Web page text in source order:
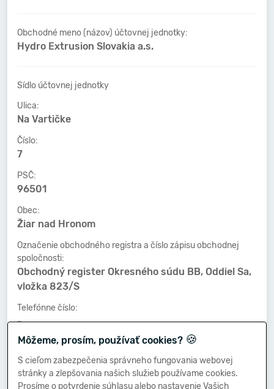
Obchodné meno (názov) účtovnej jednotky:
Hydro Extrusion Slovakia a.s.
Sídlo účtovnej jednotky
Ulica:
Na Vartičke
Číslo:
7
PSČ:
96501
Obec:
Žiar nad Hronom
Označenie obchodného registra a číslo zápisu obchodnej
spoločnosti:
Obchodný register Okresného súdu BB, Oddiel Sa,
vložka 823/S
Telefónne číslo:
-
Faxové číslo:
-
E-mailová adresa:
Môžeme, prosím, používať cookies? 🍪
S cieľom zabezpečenia správneho fungovania webovej
stránky a zlepšovania našich služieb používame cookies.
Prosíme o potvrdenie súhlasu alebo nastavenie Vašich